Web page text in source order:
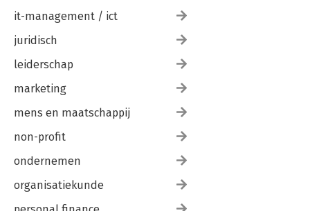
it-management / ict
juridisch
leiderschap
marketing
mens en maatschappij
non-profit
ondernemen
organisatiekunde